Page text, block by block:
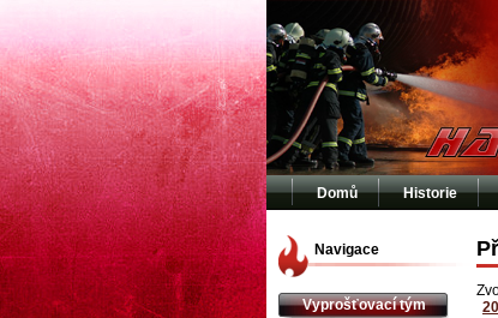
Domů Historie
Navigace
Vyprošťovací tým